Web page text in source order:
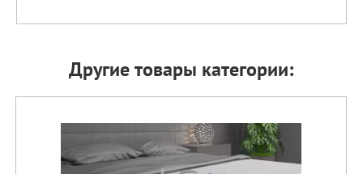
Другие товары категории: